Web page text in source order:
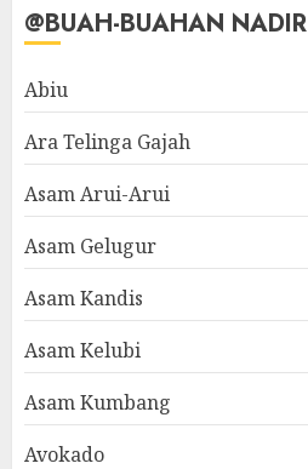
@BUAH-BUAHAN NADIR
Abiu
Ara Telinga Gajah
Asam Arui-Arui
Asam Gelugur
Asam Kandis
Asam Kelubi
Asam Kumbang
Avokado